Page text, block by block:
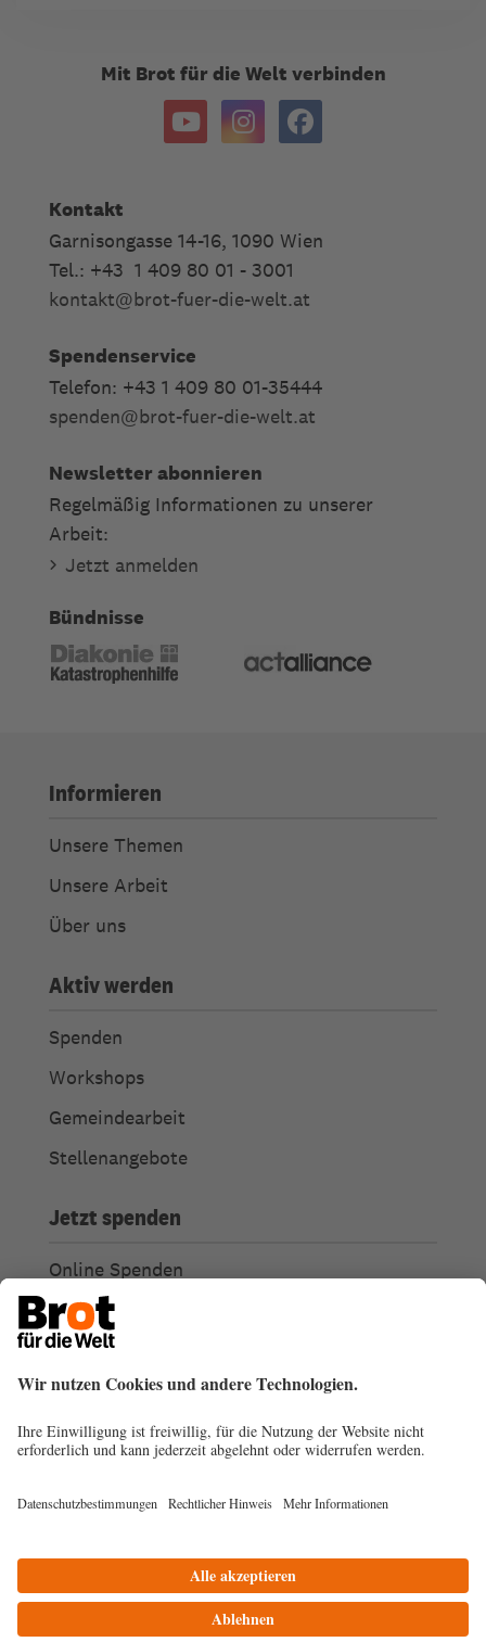
Mit Brot für die Welt verbinden
Kontakt
Garnisongasse 14-16, 1090 Wien
Tel.: +43 1 409 80 01 - 3001
kontakt@brot-fuer-die-welt.at
Spendenservice
Telefon: +43 1 409 80 01-35444
spenden@brot-fuer-die-welt.at
Newsletter abonnieren
Regelmäßig Informationen zu unserer
Arbeit:
Jetzt anmelden
Bündnisse
Informieren
Unsere Themen
Unsere Arbeit
Über uns
Aktiv werden
Spenden
Workshops
Gemeindearbeit
Stellenangebote
Jetzt spenden
Online Spenden
Weitere Spendenmöglichkeiten
Ich habe Fragen zu meiner Spende
Spendengütesiegel
Transparenz
© 2026
Impressum Datenschutz